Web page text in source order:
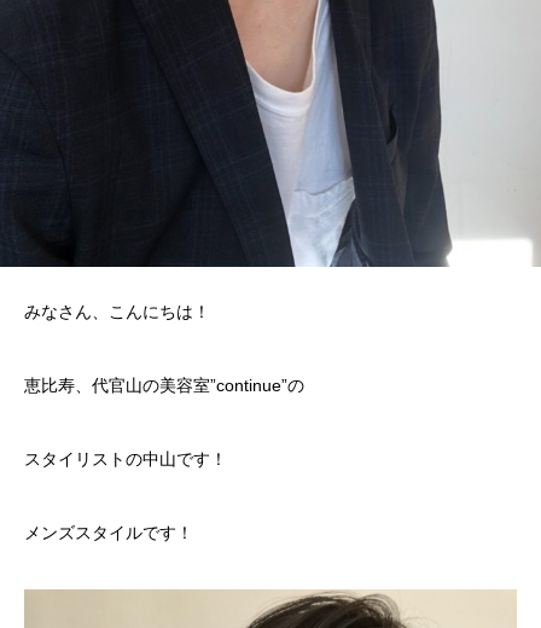
みなさん、こんにちは！
恵比寿、代官山の美容室”continue”の
スタイリストの中山です！
メンズスタイルです！